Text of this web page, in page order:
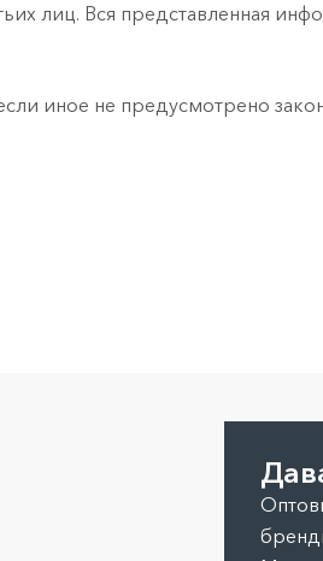
лиц. Вся представленная
иное не предусмотрено